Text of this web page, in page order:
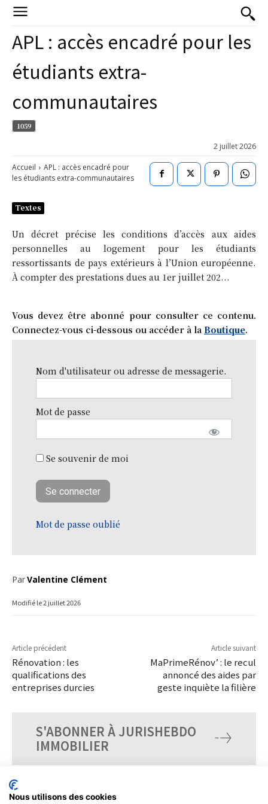
APL : accès encadré pour les
étudiants extra-
communautaires
1059
2 juillet 2026
Accueil
APL : accès encadré pour
les étudiants extra-communautaires
Textes
Un décret précise les conditions d’accès aux aides
personnelles au logement pour les étudiants
ressortissants de pays extérieurs à l’Union européenne.
À compter des prestations dues au 1er juillet 202...
Vous devez être abonné pour consulter ce contenu.
Connectez-vous ci-dessous ou accéder à la Boutique.
Nom d'utilisateur ou adresse de messagerie.
Mot de passe
Se souvenir de moi
Mot de passe oublié
ParValentine Clément
Modifié le2 juillet 2026
Article précédent
Rénovation : les
qualifications des
entreprises durcies
Article suivant
MaPrimeRénov’ : le recul
annoncé des aides par
geste inquiète la filière
S'ABONNER À JURISHEBDO
IMMOBILIER
Nous utilisons des cookies